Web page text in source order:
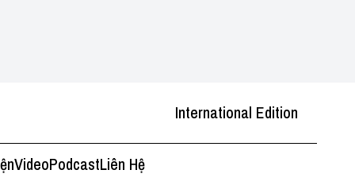
International Edition
VideoPodcastLiên Hệ